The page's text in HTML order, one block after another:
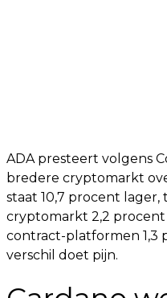
ADA presteert volgens
bredere cryptomarkt
staat 10,7 procent
cryptomarkt 2,2
contract-platformen 1,3
verschil doet pijn.